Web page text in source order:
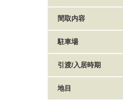
間取内容
駐車場
引渡/入居時期
地目